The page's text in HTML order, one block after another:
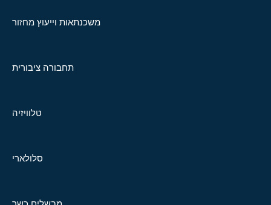
משכנתאות וייעוץ מחזור
תחבורה ציבורית
טלוויזיה
סלולארי